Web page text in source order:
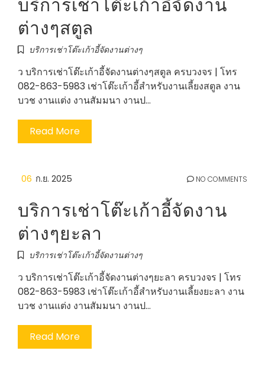
ต่างๆสตูล
บริการเช่าโต๊ะเก้าอี้จัดงานต่างๆ
ว บริการเช่าโต๊ะเก้าอี้จัดงานต่างๆสตูล ครบวงจร | โทร
082-863-5983 เช่าโต๊ะเก้าอี้สำหรับงานเลี้ยงสตูล งาน
บวช งานแต่ง งานสัมมนา งานป…
Read More
06 ก.ย. 2025 NO COMMENTS
บริการเช่าโต๊ะเก้าอี้จัดงาน
ต่างๆยะลา
บริการเช่าโต๊ะเก้าอี้จัดงานต่างๆ
ว บริการเช่าโต๊ะเก้าอี้จัดงานต่างๆยะลา ครบวงจร | โทร
082-863-5983 เช่าโต๊ะเก้าอี้สำหรับงานเลี้ยงยะลา งาน
บวช งานแต่ง งานสัมมนา งานป…
Read More